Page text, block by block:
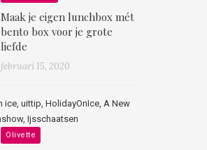
Maak je eigen lunchbox mét
bento box voor je grote
liefde
februari 15, 2020
Olivette